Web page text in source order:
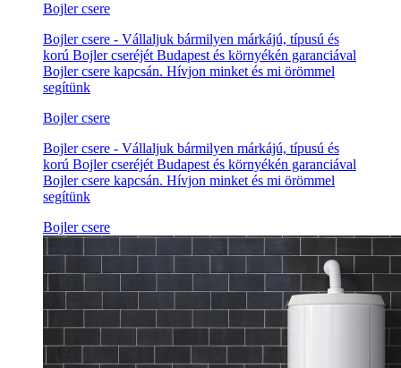
Bojler csere
Bojler csere - Vállaljuk bármilyen márkájú, típusú és
korú Bojler cseréjét Budapest és környékén garanciával
Bojler csere kapcsán. Hívjon minket és mi örömmel
segítünk
Bojler csere
Bojler csere - Vállaljuk bármilyen márkájú, típusú és
korú Bojler cseréjét Budapest és környékén garanciával
Bojler csere kapcsán. Hívjon minket és mi örömmel
segítünk
Bojler csere